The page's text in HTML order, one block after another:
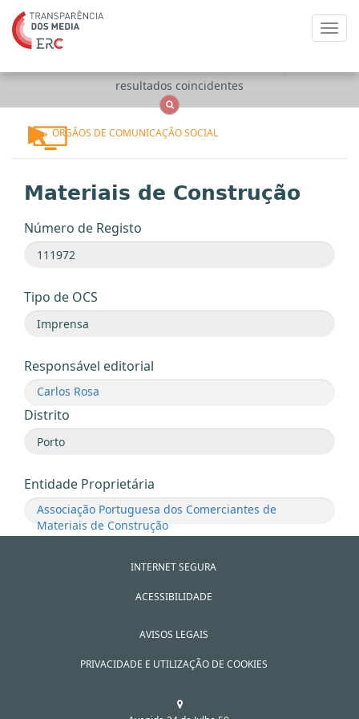
resultados coincidentes
ÓRGÃOS DE COMUNICAÇÃO SOCIAL
Materiais de Construção
Número de Registo
Tipo de OCS
Responsável editorial
Carlos Rosa
Distrito
Entidade Proprietária
Associação Portuguesa dos Comerciantes de
Materiais de Construção
INTERNET SEGURA
ACESSIBILIDADE
AVISOS LEGAIS
PRIVACIDADE E UTILIZAÇÃO DE COOKIES